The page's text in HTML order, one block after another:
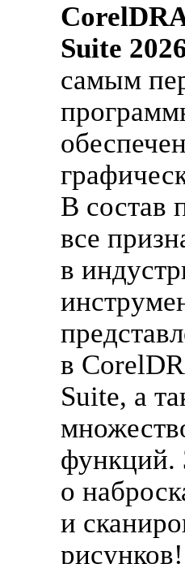
Suite
самым
В состав
все
в
в
Suite, а
функций.
о
и
рисунков!